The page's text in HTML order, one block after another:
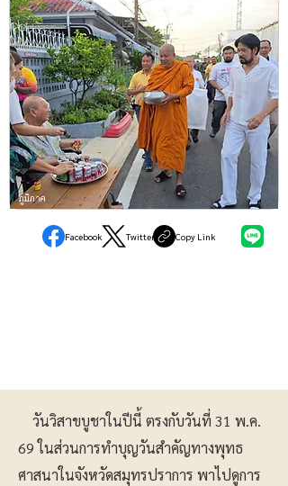
ภูมิภาค
Facebook Twitter Copy Link
วันวิสาขบูชาในปีนี้ ตรงกับวันที่ 31 พ.ค.
69 ในส่วนการทำบุญวันสำคัญทางพุทธ
ศาสนาในจังหวัดสมุทรปราการ พาไปดูการ